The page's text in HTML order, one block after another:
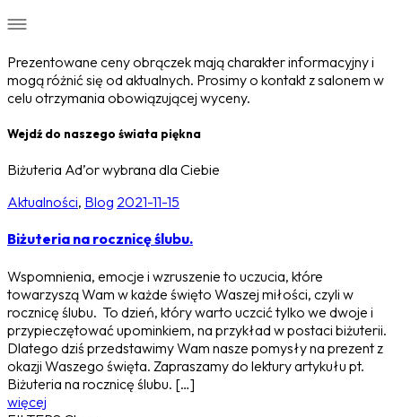
Prezentowane ceny obrączek mają charakter informacyjny i
mogą różnić się od aktualnych. Prosimy o kontakt z salonem w
celu otrzymania obowiązującej wyceny.
Wejdź do naszego świata piękna
Biżuteria Ad’or wybrana dla Ciebie
Aktualności, Blog 2021-11-15
Biżuteria na rocznicę ślubu.
Wspomnienia, emocje i wzruszenie to uczucia, które
towarzyszą Wam w każde święto Waszej miłości, czyli w
rocznicę ślubu. To dzień, który warto uczcić tylko we dwoje i
przypieczętować upominkiem, na przykład w postaci biżuterii.
Dlatego dziś przedstawimy Wam nasze pomysły na prezent z
okazji Waszego święta. Zapraszamy do lektury artykułu pt.
Biżuteria na rocznicę ślubu. […]
więcej